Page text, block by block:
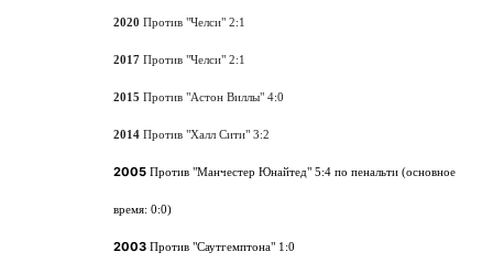
2020 Против "Челси" 2:1
2017 Против "Челси" 2:1
2015 Против "Астон Виллы" 4:0
2014 Против "Халл Сити" 3:2
2005 Против "Манчестер Юнайтед" 5:4 по пенальти (основное
время: 0:0)
2003 Против "Саутгемптона" 1:0